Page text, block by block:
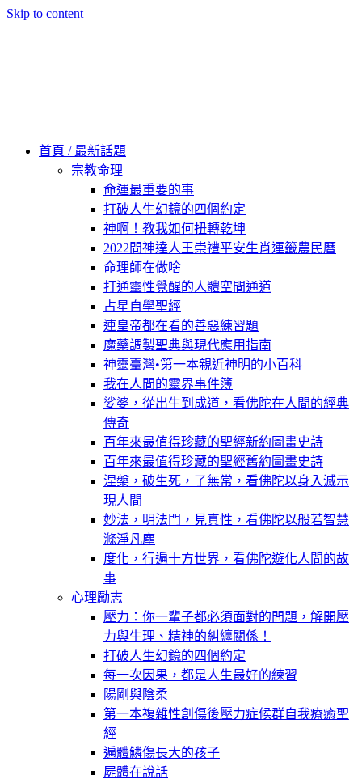
Skip to content
首頁 / 最新話題
宗教命理
命運最重要的事
打破人生幻鏡的四個約定
神啊！教我如何扭轉乾坤
2022問神達人王崇禮平安生肖運籤農民曆
命理師在做啥
打通靈性覺醒的人體空間通道
占星自學聖經
連皇帝都在看的善惡練習題
魔藥調製聖典與現代應用指南
神靈臺灣•第一本親近神明的小百科
我在人間的靈界事件簿
娑婆，從出生到成道，看佛陀在人間的經典
傳奇
百年來最值得珍藏的聖經新約圖畫史詩
百年來最值得珍藏的聖經舊約圖畫史詩
涅槃，破生死，了無常，看佛陀以身入滅示
現人間
妙法，明法門，見真性，看佛陀以般若智慧
滌淨凡塵
度化，行遍十方世界，看佛陀遊化人間的故
事
心理勵志
壓力：你一輩子都必須面對的問題，解開壓
力與生理、精神的糾纏關係！
打破人生幻鏡的四個約定
每一次因果，都是人生最好的練習
陽剛與陰柔
第一本複雜性創傷後壓力症候群自我療癒聖
經
遍體鱗傷長大的孩子
屍體在說話